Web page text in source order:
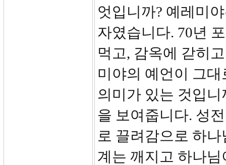
엇입니까? 예레미
자였습니다. 70년
먹고, 감옥에 갇히
미야의 예언이 그
의미가 있는 것입
을 보여줍니다. 성
로 끌려감으로 하
계는 깨지고 하나